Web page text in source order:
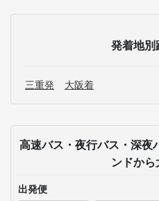
発着地別
三重発 大阪着
高速バス・夜行バス・深夜
ンドから
出発便